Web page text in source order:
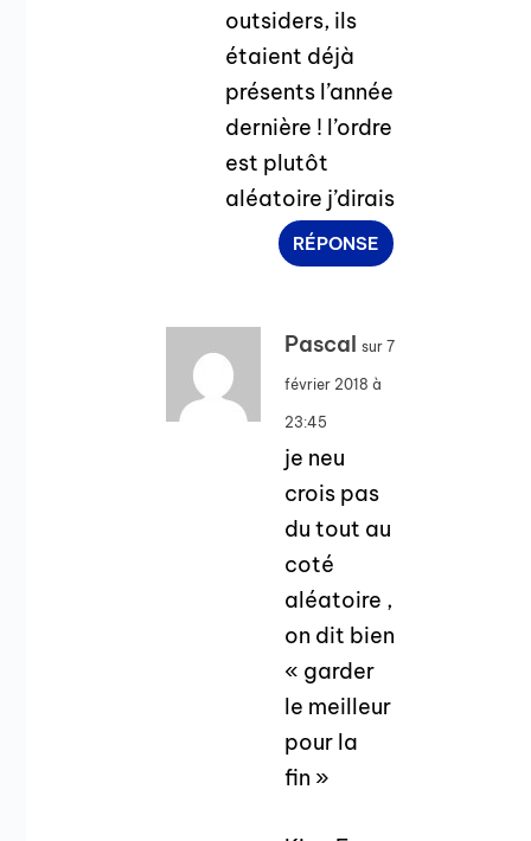
outsiders, ils
étaient déjà
présents l’année
dernière ! l’ordre
est plutôt
aléatoire j’dirais
RÉPONSE
Pascal sur 7
février 2018 à
23:45
je neu
crois pas
du tout au
coté
aléatoire ,
on dit bien
« garder
le meilleur
pour la
fin »